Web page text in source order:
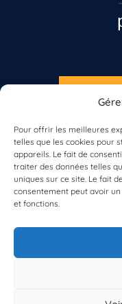
Pour offrir les meilleures
telles que les cookies pour
appareils. Le fait de
traiter des données telles
uniques sur ce site. Le fait
consentement peut avoir
et fonctions.
Vous